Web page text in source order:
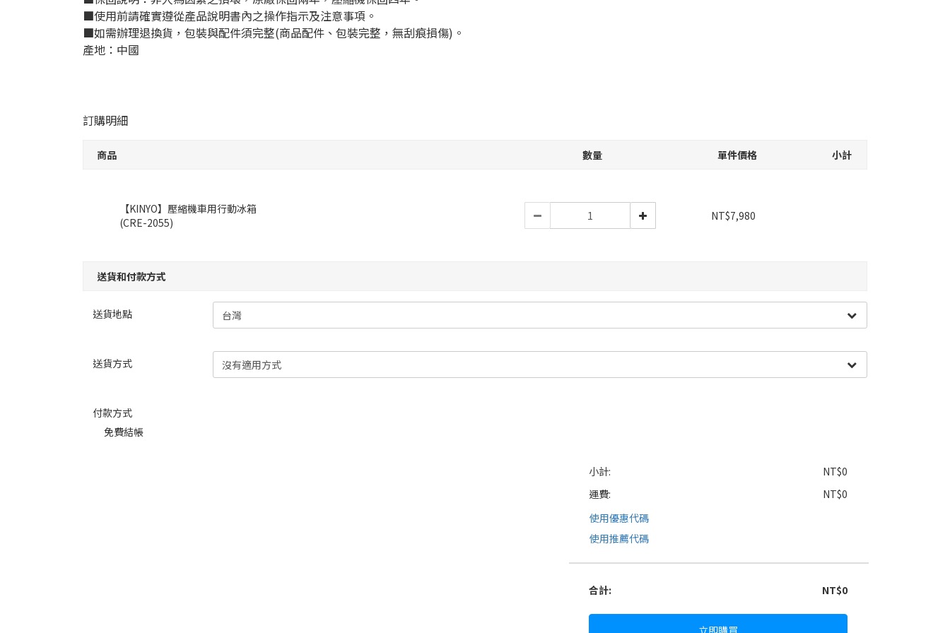
■使用前請確實遵從產品說明書內之操作指示及注意事項。
■如需辦理退換貨，包裝與配件須完整(商品配件、包裝完整，無刮痕損傷)。
產地：中國
訂購明細
商品 數量 單件價格 小計
【KINYO】壓縮機車用行動冰箱
(CRE-2055)
NT$7,980
送貨和付款方式
送貨地點
送貨方式
付款方式
免費結帳
小計:
NT$0
運費:
NT$0
使用優惠代碼
使用推薦代碼
合計: NT$0